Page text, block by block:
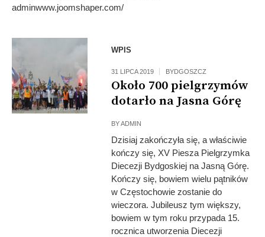
adminwww.joomshaper.com/
WPIS
31 LIPCA 2019 BYDGOSZCZ
Około 700 pielgrzymów
dotarło na Jasna Górę
BYADMIN
Dzisiaj zakończyła się, a właściwie
kończy się, XV Piesza Pielgrzymka
Diecezji Bydgoskiej na Jasną Górę.
Kończy się, bowiem wielu pątników
w Częstochowie zostanie do
wieczora. Jubileusz tym większy,
bowiem w tym roku przypada 15.
rocznica utworzenia Diecezji